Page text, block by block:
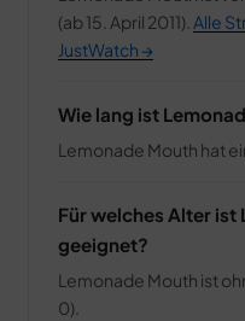
(ab 15. April 2011). Alle
JustWatch →
Wie lang ist
Lemonade Mouth hat
Für welches Alter ist
geeignet?
Lemonade Mouth ist
0).